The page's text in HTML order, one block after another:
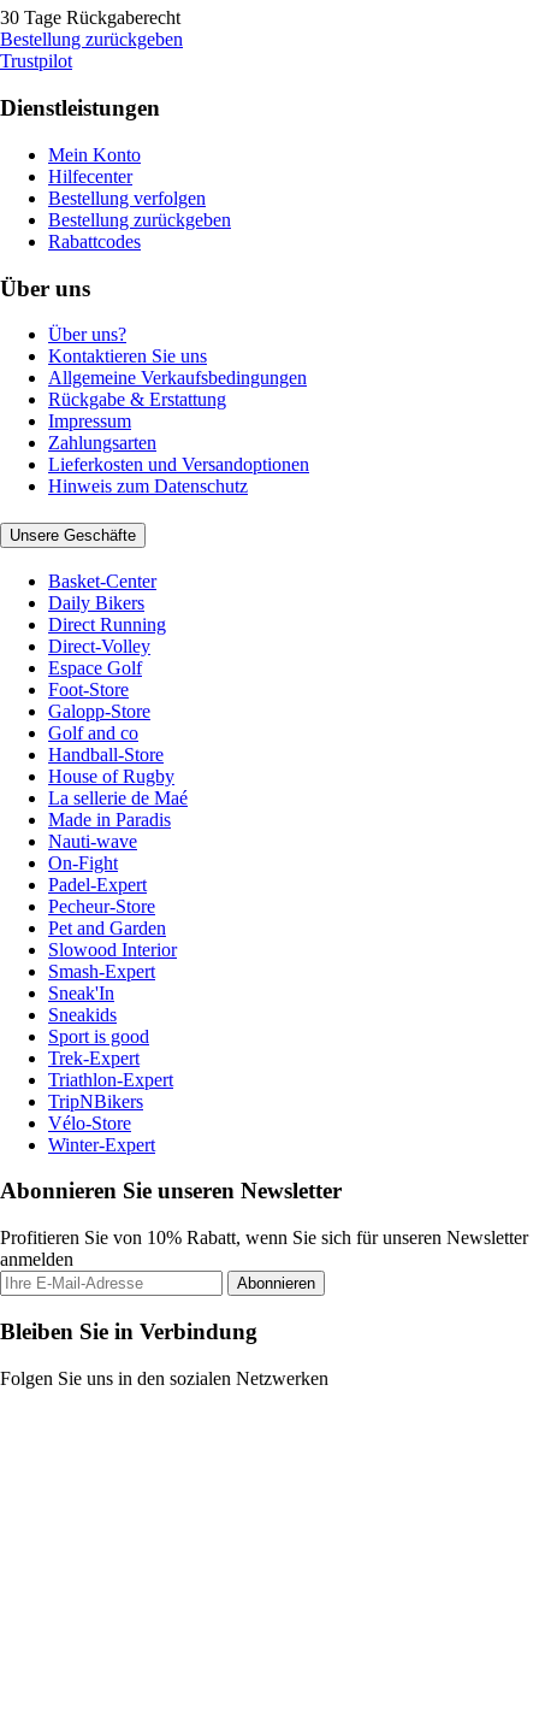
30 Tage Rückgaberecht
Bestellung zurückgeben
Trustpilot
Dienstleistungen
Mein Konto
Hilfecenter
Bestellung verfolgen
Bestellung zurückgeben
Rabattcodes
Über uns
Über uns?
Kontaktieren Sie uns
Allgemeine Verkaufsbedingungen
Rückgabe & Erstattung
Impressum
Zahlungsarten
Lieferkosten und Versandoptionen
Hinweis zum Datenschutz
Unsere Geschäfte
Basket-Center
Daily Bikers
Direct Running
Direct-Volley
Espace Golf
Foot-Store
Galopp-Store
Golf and co
Handball-Store
House of Rugby
La sellerie de Maé
Made in Paradis
Nauti-wave
On-Fight
Padel-Expert
Pecheur-Store
Pet and Garden
Slowood Interior
Smash-Expert
Sneak'In
Sneakids
Sport is good
Trek-Expert
Triathlon-Expert
TripNBikers
Vélo-Store
Winter-Expert
Abonnieren Sie unseren Newsletter
Profitieren Sie von 10% Rabatt, wenn Sie sich für unseren Newsletter
anmelden
Abonnieren
Bleiben Sie in Verbindung
Folgen Sie uns in den sozialen Netzwerken